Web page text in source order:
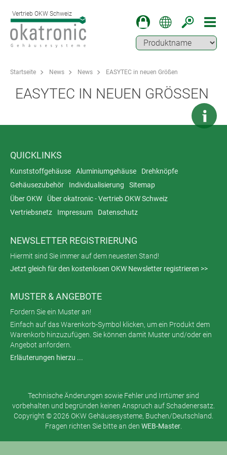
Vertrieb OKW Schweiz
Startseite News News EASYTEC in neuen Größen
EASYTEC IN NEUEN GRÖSSEN
QUICKLINKS
Kunststoffgehäuse Aluminiumgehäuse
Drehknöpfe
Gehäusezubehör
Individualisierung
Sitemap
Über OKW
Über okatronic - Vertrieb OKW Schweiz
Vertriebsnetz
Impressum Datenschutz
NEWSLETTER REGISTRIERUNG
Hiermit sind Sie immer auf dem neuesten Stand!
Jetzt gleich für den kostenlosen OKW Newsletter registrieren >>
MUSTER & ANGEBOTE
Fordern Sie ein Muster an!
Einfach auf das Warenkorb-Symbol klicken, um ein Produkt dem
Warenkorb hinzuzufügen. Sie können damit Muster und/oder ein
Angebot anfordern.
Erläuterungen hierzu ...
Technische Änderungen sowie Fehler und Irrtümer sind
vorbehalten und begründen keinen Anspruch auf Schadenersatz.
Copyright © 2026 OKW Gehäusesysteme, Buchen/Deutschland.
Fragen richten Sie bitte an den WEB-Master